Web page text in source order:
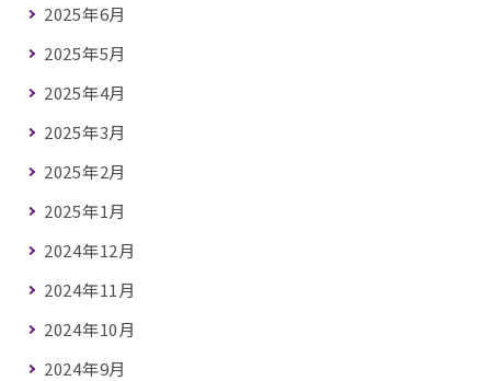
2025年6月
2025年5月
2025年4月
2025年3月
2025年2月
2025年1月
2024年12月
2024年11月
2024年10月
2024年9月